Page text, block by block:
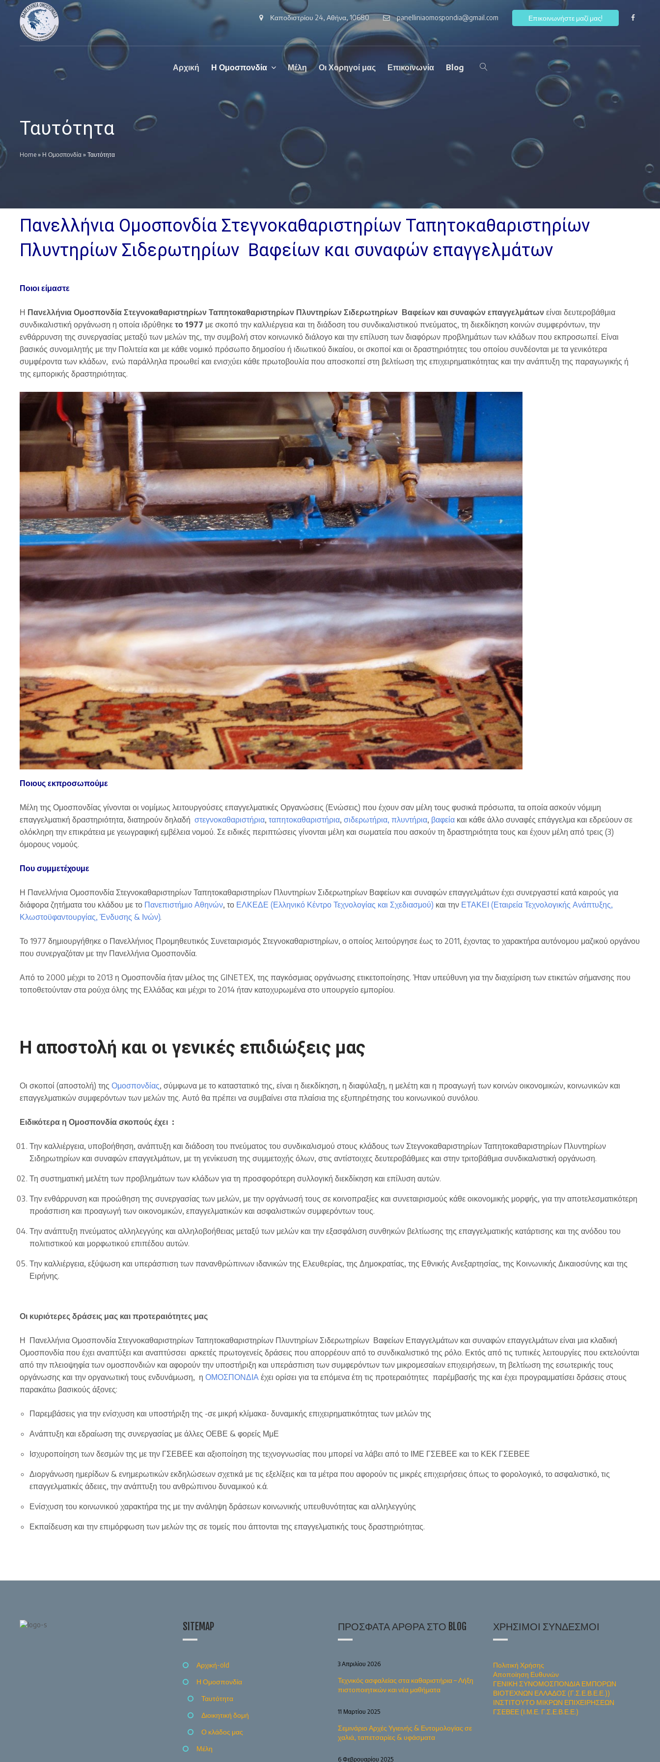
Πανελλήνια
Ομοσπονδία
Καθαριστηρίων
Ο επίσημος
ιστοχώρος της
Πανελλήνια
Ομοσπονδία
Καποδιστρίου 24, Αθήνα, 10680 panelliniaomospondia@gmail.com Επικοινωνήστε μαζί μας!
Αρχική Η Ομοσπονδία Μέλη Οι Χορηγοί μας Επικοινωνία Blog
Ταυτότητα
Home » Η Ομοσπονδία » Ταυτότητα
Πανελλήνια Ομοσπονδία Στεγνοκαθαριστηρίων Ταπητοκαθαριστηρίων
Πλυντηρίων Σιδερωτηρίων Βαφείων και συναφών επαγγελμάτων
Ποιοι είμαστε
Η Πανελλήνια Ομοσπονδία Στεγνοκαθαριστηρίων Ταπητοκαθαριστηρίων Πλυντηρίων Σιδερωτηρίων Βαφείων και συναφών επαγγελμάτων είναι δευτεροβάθμια
συνδικαλιστική οργάνωση η οποία ιδρύθηκε το 1977 με σκοπό την καλλιέργεια και τη διάδοση του συνδικαλιστικού πνεύματος, τη διεκδίκηση κοινών συμφερόντων, την
ενθάρρυνση της συνεργασίας μεταξύ των μελών της, την συμβολή στον κοινωνικό διάλογο και την επίλυση των διαφόρων προβλημάτων των κλάδων που εκπροσωπεί. Είναι
βασικός συνομιλητής με την Πολιτεία και με κάθε νομικό πρόσωπο δημοσίου ή ιδιωτικού δικαίου, οι σκοποί και οι δραστηριότητες του οποίου συνδέονται με τα γενικότερα
συμφέροντα των κλάδων, ενώ παράλληλα προωθεί και ενισχύει κάθε πρωτοβουλία που αποσκοπεί στη βελτίωση της επιχειρηματικότητας και την ανάπτυξη της παραγωγικής ή
της εμπορικής δραστηριότητας.
Ποιους εκπροσωπούμε
Μέλη της Ομοσπονδίας γίνονται οι νομίμως λειτουργούσες επαγγελματικές Οργανώσεις (Ενώσεις) που έχουν σαν μέλη τους φυσικά πρόσωπα, τα οποία ασκούν νόμιμη
επαγγελματική δραστηριότητα, διατηρούν δηλαδή στεγνοκαθαριστήρια, ταπητοκαθαριστήρια, σιδερωτήρια, πλυντήρια, βαφεία και κάθε άλλο συναφές επάγγελμα και εδρεύουν σε
ολόκληρη την επικράτεια με γεωγραφική εμβέλεια νομού. Σε ειδικές περιπτώσεις γίνονται μέλη και σωματεία που ασκούν τη δραστηριότητα τους και έχουν μέλη από τρεις (3)
όμορους νομούς.
Που συμμετέχουμε
Η Πανελλήνια Ομοσπονδία Στεγνοκαθαριστηρίων Ταπητοκαθαριστηρίων Πλυντηρίων Σιδερωτηρίων Βαφείων και συναφών επαγγελμάτων έχει συνεργαστεί κατά καιρούς για
διάφορα ζητήματα του κλάδου με το Πανεπιστήμιο Αθηνών, το ΕΛΚΕΔΕ (Ελληνικό Κέντρο Τεχνολογίας και Σχεδιασμού) και την ΕΤΑΚΕΙ (Εταιρεία Τεχνολογικής Ανάπτυξης,
Κλωστοϋφαντουργίας, Ένδυσης & Ινών).
Το 1977 δημιουργήθηκε ο Πανελλήνιος Προμηθευτικός Συνεταιρισμός Στεγνοκαθαριστηρίων, ο οποίος λειτούργησε έως το 2011, έχοντας το χαρακτήρα αυτόνομου μαζικού οργάνου
που συνεργαζόταν με την Πανελλήνια Ομοσπονδία.
Από το 2000 μέχρι το 2013 η Ομοσπονδία ήταν μέλος της GINETEX, της παγκόσμιας οργάνωσης ετικετοποίησης. Ήταν υπεύθυνη για την διαχείριση των ετικετών σήμανσης που
τοποθετούνταν στα ρούχα όλης της Ελλάδας και μέχρι το 2014 ήταν κατοχυρωμένα στο υπουργείο εμπορίου.
Η αποστολή και οι γενικές επιδιώξεις μας
Οι σκοποί (αποστολή) της Ομοσπονδίας, σύμφωνα με το καταστατικό της, είναι η διεκδίκηση, η διαφύλαξη, η μελέτη και η προαγωγή των κοινών οικονομικών, κοινωνικών και
επαγγελματικών συμφερόντων των μελών της. Αυτό θα πρέπει να συμβαίνει στα πλαίσια της εξυπηρέτησης του κοινωνικού συνόλου.
Ειδικότερα η Ομοσπονδία σκοπούς έχει :
Την καλλιέργεια, υποβοήθηση, ανάπτυξη και διάδοση του πνεύματος του συνδικαλισμού στους κλάδους των Στεγνοκαθαριστηρίων Ταπητοκαθαριστηρίων Πλυντηρίων
Σιδηρωτηρίων και συναφών επαγγελμάτων, με τη γενίκευση της συμμετοχής όλων, στις αντίστοιχες δευτεροβάθμιες και στην τριτοβάθμια συνδικαλιστική οργάνωση.
Τη συστηματική μελέτη των προβλημάτων των κλάδων για τη προσφορότερη συλλογική διεκδίκηση και επίλυση αυτών.
Την ενθάρρυνση και προώθηση της συνεργασίας των μελών, με την οργάνωσή τους σε κοινοπραξίες και συνεταιρισμούς κάθε οικονομικής μορφής, για την αποτελεσματικότερη
προάσπιση και προαγωγή των οικονομικών, επαγγελματικών και ασφαλιστικών συμφερόντων τους.
Την ανάπτυξη πνεύματος αλληλεγγύης και αλληλοβοήθειας μεταξύ των μελών και την εξασφάλιση συνθηκών βελτίωσης της επαγγελματικής κατάρτισης και της ανόδου του
πολιτιστικού και μορφωτικού επιπέδου αυτών.
Την καλλιέργεια, εξύψωση και υπεράσπιση των πανανθρώπινων ιδανικών της Ελευθερίας, της Δημοκρατίας, της Εθνικής Ανεξαρτησίας, της Κοινωνικής Δικαιοσύνης και της
Ειρήνης.
Οι κυριότερες δράσεις μας και προτεραιότητες μας
Η Πανελλήνια Ομοσπονδία Στεγνοκαθαριστηρίων Ταπητοκαθαριστηρίων Πλυντηρίων Σιδερωτηρίων Βαφείων Επαγγελμάτων και συναφών επαγγελμάτων είναι μια κλαδική
Ομοσπονδία που έχει αναπτύξει και αναπτύσσει αρκετές πρωτογενείς δράσεις που απορρέουν από το συνδικαλιστικό της ρόλο. Εκτός από τις τυπικές λειτουργίες που εκτελούνται
από την πλειοψηφία των ομοσπονδιών και αφορούν την υποστήριξη και υπεράσπιση των συμφερόντων των μικρομεσαίων επιχειρήσεων, τη βελτίωση της εσωτερικής τους
οργάνωσης και την οργανωτική τους ενδυνάμωση, η ΟΜΟΣΠΟΝΔΙΑ έχει ορίσει για τα επόμενα έτη τις προτεραιότητες παρέμβασής της και έχει προγραμματίσει δράσεις στους
παρακάτω βασικούς άξονες:
Παρεμβάσεις για την ενίσχυση και υποστήριξη της -σε μικρή κλίμακα- δυναμικής επιχειρηματικότητας των μελών της
Ανάπτυξη και εδραίωση της συνεργασίας με άλλες ΟΕΒΕ & φορείς ΜμΕ
Ισχυροποίηση των δεσμών της με την ΓΣΕΒΕΕ και αξιοποίηση της τεχνογνωσίας που μπορεί να λάβει από το ΙΜΕ ΓΣΕΒΕΕ και το ΚΕΚ ΓΣΕΒΕΕ
Διοργάνωση ημερίδων & ενημερωτικών εκδηλώσεων σχετικά με τις εξελίξεις και τα μέτρα που αφορούν τις μικρές επιχειρήσεις όπως το φορολογικό, το ασφαλιστικό, τις
επαγγελματικές άδειες, την ανάπτυξη του ανθρώπινου δυναμικού κ.ά.
Ενίσχυση του κοινωνικού χαρακτήρα της με την ανάληψη δράσεων κοινωνικής υπευθυνότητας και αλληλεγγύης
Εκπαίδευση και την επιμόρφωση των μελών της σε τομείς που άπτονται της επαγγελματικής τους δραστηριότητας.
SITEMAP
Αρχική-old
Η Ομοσπονδία
Ταυτότητα
Διοικητική δομή
Ο κλάδος μας
Μέλη
ΠΡΌΣΦΑΤΑ ΆΡΘΡΑ ΣΤΟ BLOG
Τεχνικός ασφαλείας στα καθαριστήρια – Λήξη
πιστοποιητικών και νέα μαθήματα
3 Απριλίου 2026
Σεμινάριο Αρχές Υγιεινής & Εντομολογίας σε
χαλιά, ταπετσαρίες & υφάσματα
11 Μαρτίου 2025
6 Φεβρουαρίου 2025
ΧΡΉΣΙΜΟΙ ΣΎΝΔΕΣΜΟΙ
Πολιτική Χρήσης
Αποποίηση Ευθυνών
ΓΕΝΙΚΗ ΣΥΝΟΜΟΣΠΟΝΔΙΑ ΕΜΠΟΡΩΝ
ΒΙΟΤΕΧΝΩΝ ΕΛΛΑΔΟΣ (Γ.Σ.Ε.Β.Ε.Ε.))
ΙΝΣΤΙΤΟΥΤΟ ΜΙΚΡΩΝ ΕΠΙΧΕΙΡΗΣΕΩΝ
ΓΣΕΒΕΕ (Ι.Μ.Ε. Γ.Σ.Ε.Β.Ε.Ε.)